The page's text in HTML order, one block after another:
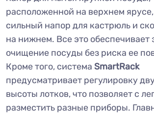
расположенной на верхнем
сильный напор для кастрюль и
на нижнем. Все это обеспечивает
очищение посуды без риска ее
Кроме того, система SmartRack
предусматривает регулировку
высоты лотков, что позволяет с
разместить разные приборы.